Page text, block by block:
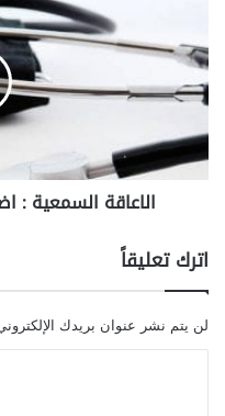
ة
:
ا
ل
د
و
ا
e
r
t
i
g
ا
ع
ا
ق
ة
ا
ل
ع
ي
ة
:
ا
الاعاقة السمعية :
اترك تعليقاً
لن يتم نشر عنوان بريدك